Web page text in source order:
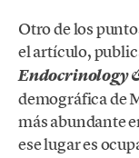
Otro de los
el artículo,
Endocrinology
demográfica de
más abundante
ese lugar es